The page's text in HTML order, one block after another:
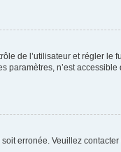
de l’utilisateur et régler le
n’est accessible
erronée. Veuillez